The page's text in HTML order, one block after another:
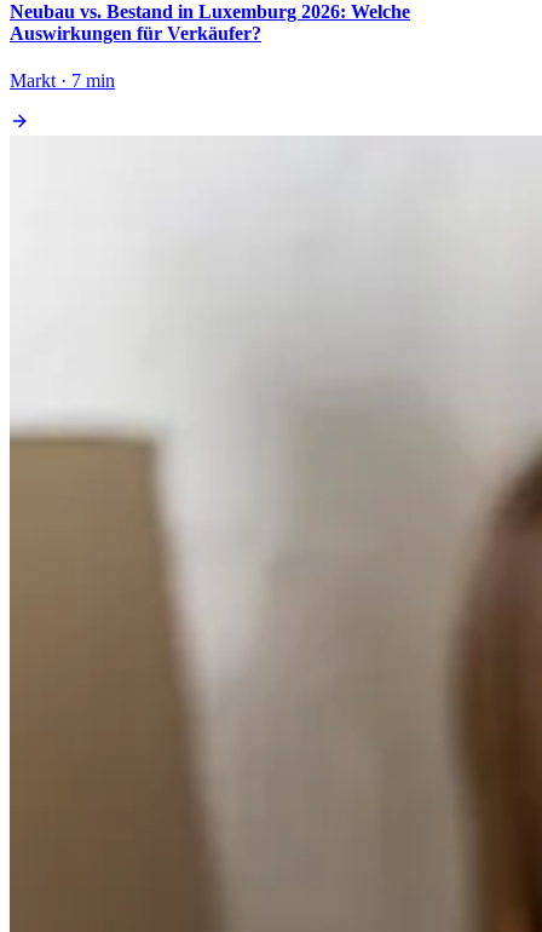
Neubau vs. Bestand in Luxemburg 2026: Welche
Auswirkungen für Verkäufer?
Markt · 7 min